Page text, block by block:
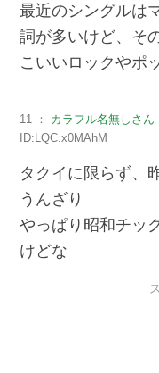
最近のシングルは
詞が多いけど、そ
こいいロックやポ
11 ： カラフル名無しさん
ID:LQC.x0MAhM
タクイに限らず、
うんざり
やっぱり昭和チッ
けどな